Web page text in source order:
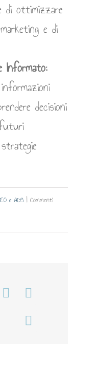
di ottimizzare
e di
Informato:
decisioni
e ADS | Commenti
WhatsApp
Telegram
Email